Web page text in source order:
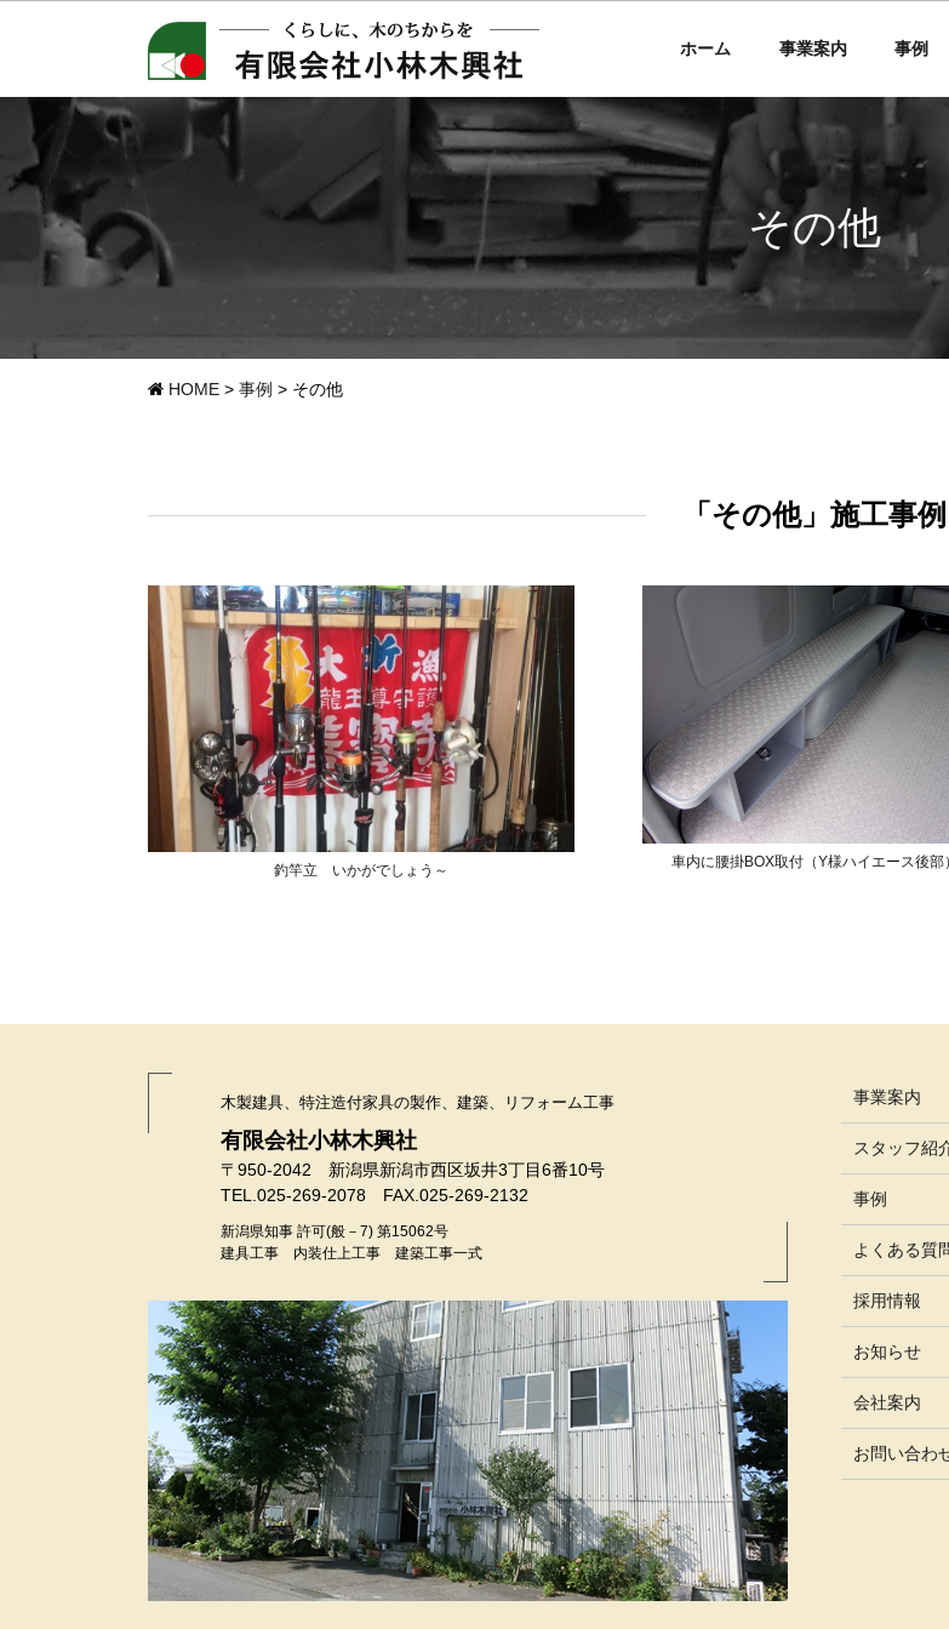
ホーム 事業案内 事例
その他
HOME > 事例 > その他
「その他」施工事例
釣竿立 いかがでしょう～ 車内に腰掛BOX取付（Y様ハイエース後部）
木製建具、特注造付家具の製作、建築、リフォーム工事
有限会社小林木興社
〒950-2042 新潟県新潟市西区坂井3丁目6番10号
TEL.025-269-2078 FAX.025-269-2132
新潟県知事 許可(般－7) 第15062号
建具工事 内装仕上工事 建築工事一式
事業案内
スタッフ紹
事例
よくある質
採用情報
お知らせ
会社案内
お問い合わ